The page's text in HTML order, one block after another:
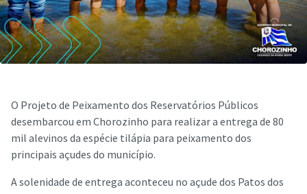
O Projeto de Peixamento dos Reservatórios Públicos
desembarcou em Chorozinho para realizar a entrega de 80
mil alevinos da espécie tilápia para peixamento dos
principais açudes do município.
A solenidade de entrega aconteceu no açude dos Patos dos